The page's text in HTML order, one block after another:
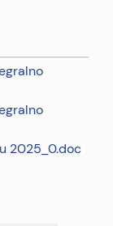
2025_0.doc